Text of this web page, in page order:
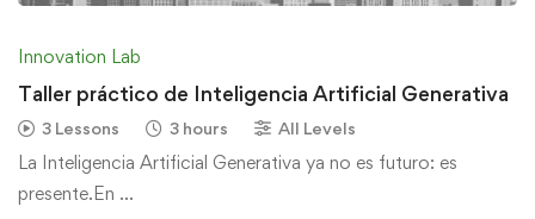
Innovation Lab
Taller práctico de Inteligencia Artificial Generativa
3 Lessons 3 hours All Levels
La Inteligencia Artificial Generativa ya no es futuro: es
presente.En …